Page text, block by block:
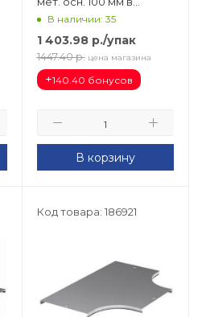
комплекте с метизами и
пластинами PTCE
38042K
В наличии: 35
1 403.98р./упак
1447.40 р. цена магазина
+140.40 бонусов
В корзину
Код товара: 186921